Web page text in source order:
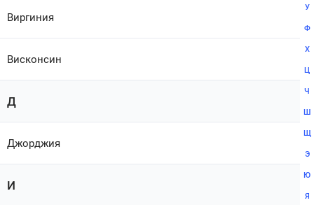
У
Ф
Х
Ц
Ч
Ш
Щ
Э
Ю
Я
Виргиния
Висконсин
Д
Джорджия
И